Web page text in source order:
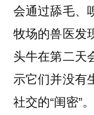
会通过舔毛、
牧场的兽医发
头牛在第二天
示它们并没有
社交的“闺密”。